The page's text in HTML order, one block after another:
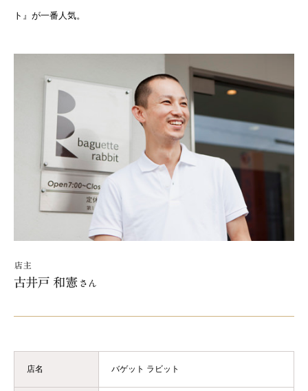
ト』が一番人気。
店名 バゲット ラビット